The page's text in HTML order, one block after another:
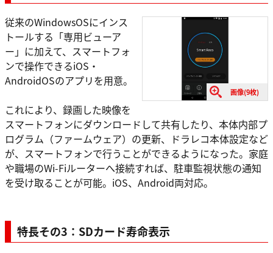
画像(9枚)
従来のWindowsOSにインス
トールする「専用ビューア
ー」に加えて、スマートフォ
ンで操作できるiOS・
AndroidOSのアプリを用意。
これにより、録画した映像を
スマートフォンにダウンロードして共有したり、本体内部プ
ログラム（ファームウェア）の更新、ドラレコ本体設定など
が、スマートフォンで行うことができるようになった。家庭
や職場のWi-Fiルーターへ接続すれば、駐車監視状態の通知
を受け取ることが可能。iOS、Android両対応。
特長その3：SDカード寿命表示